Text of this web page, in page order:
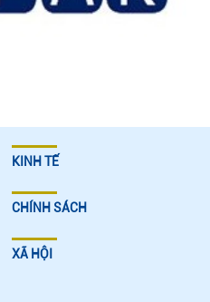
KINH TẾ
CHÍNH SÁCH
XÃ HỘI